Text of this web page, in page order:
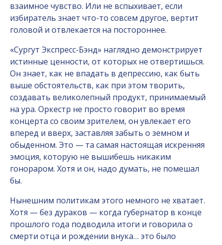
взаимное чувство. Или не вспыхивает, если
избиратель знает что-то совсем другое, вертит
головой и отвлекается на постороннее.
«Сургут Экспресс-Бэнд» наглядно демонстрирует
истинные ценности, от которых не отвертишься.
Он знает, как не впадать в депрессию, как быть
выше обстоятельств, как при этом творить,
создавать великолепный продукт, принимаемый
на ура. Оркестр не просто говорит во время
концерта со своим зрителем, он увлекает его
вперед и вверх, заставляя забыть о земном и
обыденном. Это — та самая настоящая искренняя
эмоция, которую не вышибешь никаким
гонораром. Хотя и он, надо думать, не помешал
бы.
Нынешним политикам этого немного не хватает.
Хотя — без дураков — когда губернатор в конце
прошлого года подводила итоги и говорила о
смерти отца и рождении внука… это было